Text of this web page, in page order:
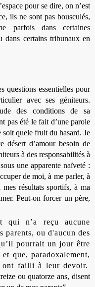
pour se dire, on n’est
ils ne sont pas bousculés,
parfois dans certaines
dans certains tribunaux en
questions essentielles pour
avec ses géniteurs.
des conditions de sa
pas été le fait d’une parole
soit quele fruit du hasard. Je
désert d’amour besoin de
à des responsabilités à
une apparente naïveté :
de moi, à me parler, à
mes résultats sportifs, à ma
Peut-on forcer un père,
qui n’a reçu aucune
parents, ou d'aucun des
pourrait un jour être
que, paradoxalement,
ont failli à leur devoir.
ou quatorze ans, disent